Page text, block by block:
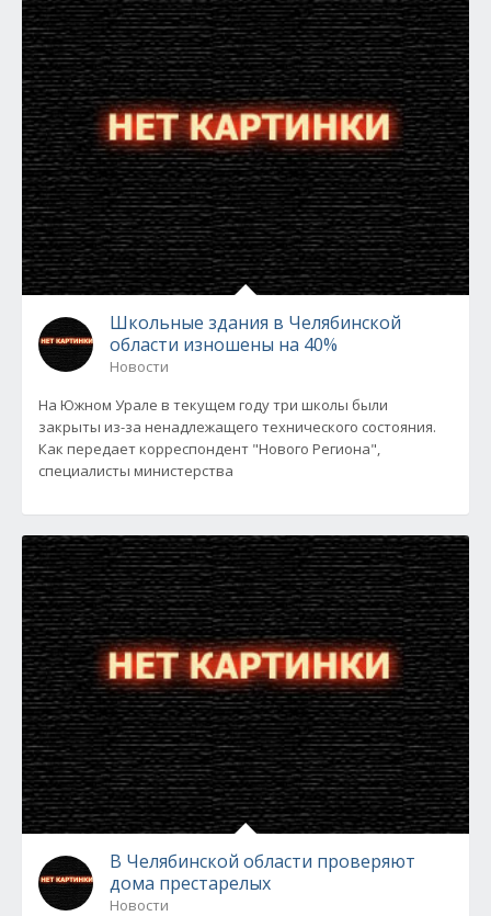
Школьные здания в Челябинской
области изношены на 40%
Новости
На Южном Урале в текущем году три школы были
закрыты из-за ненадлежащего технического состояния.
Как передает корреспондент "Нового Региона",
специалисты министерства
В Челябинской области проверяют
дома престарелых
Новости